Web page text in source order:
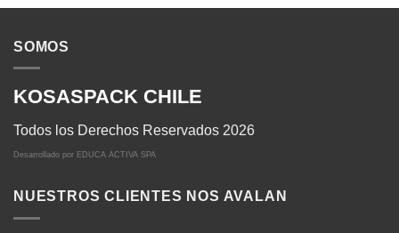
SOMOS
KOSASPACK CHILE
Todos los Derechos Reservados 2026
Desarrollado por EDUCA ACTIVA SPA
NUESTROS CLIENTES NOS AVALAN